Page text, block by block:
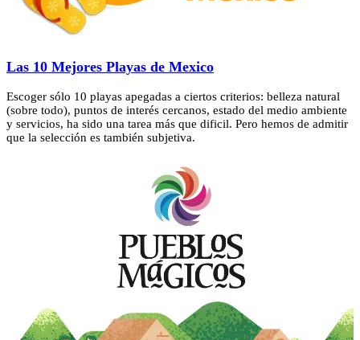
Las 10 Mejores Playas de Mexico
Escoger sólo 10 playas apegadas a ciertos criterios: belleza natural
(sobre todo), puntos de interés cercanos, estado del medio ambiente
y servicios, ha sido una tarea más que dificil. Pero hemos de admitir
que la selección es también subjetiva.